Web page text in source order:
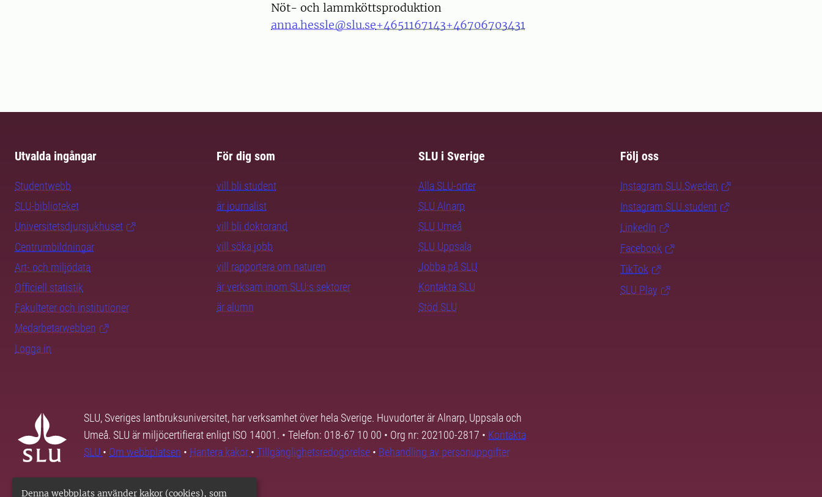
Denna webbplats använder kakor (cookies), som
Nöt- och lammköttsproduktion
anna.hessle@slu.se+4651167143+46706703431
Utvalda ingångar
Studentwebb
SLU-biblioteket
Universitetsdjursjukhuset
Centrumbildningar
Art- och miljödata
Officiell statistik
Fakulteter och institutioner
Medarbetarwebben
Logga in
För dig som
vill bli student
är journalist
vill bli doktorand
vill söka jobb
vill rapportera om naturen
är verksam inom SLU:s sektorer
är alumn
SLU i Sverige
Alla SLU-orter
SLU Alnarp
SLU Umeå
SLU Uppsala
Jobba på SLU
Kontakta SLU
Stöd SLU
Följ oss
Instagram SLU.Sweden
Instagram SLU.student
LinkedIn
Facebook
TikTok
SLU Play
SLU, Sveriges lantbruksuniversitet, har verksamhet över hela Sverige. Huvudorter är Alnarp, Uppsala och
Umeå. SLU är miljöcertifierat enligt ISO 14001. • Telefon: 018-67 10 00 • Org nr: 202100-2817 • Kontakta
SLU • Om webbplatsen • Hantera kakor • Tillgänglighetsredogörelse • Behandling av personuppgifter